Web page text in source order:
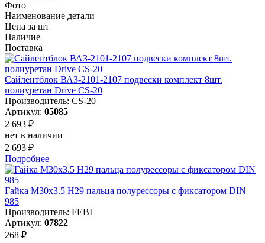
Фото
Наименование детали
Цена за шт
Наличие
Поставка
Сайлентблок ВАЗ-2101-2107 подвески комплект 8шт.
полиуретан Drive CS-20
Производитель: CS-20
Артикул: 05085
2 693 ₽
нет в наличии
2 693 ₽
Подробнее
Гайка М30х3.5 Н29 пальца полурессоры c фиксатором DIN
985
Производитель: FEBI
Артикул: 07822
268 ₽